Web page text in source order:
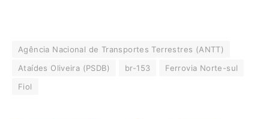
Agência Nacional de Transportes Terrestres (ANTT)
Ataídes Oliveira (PSDB)
br-153
Ferrovia Norte-sul
Fiol